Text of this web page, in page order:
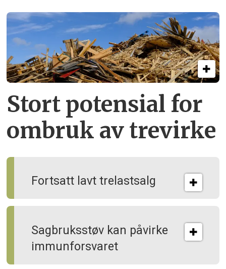
Stort potensial for
ombruk av tre­virke
Fortsatt lavt trelastsalg
Sagbruksstøv kan på­virke
immun­forsvaret